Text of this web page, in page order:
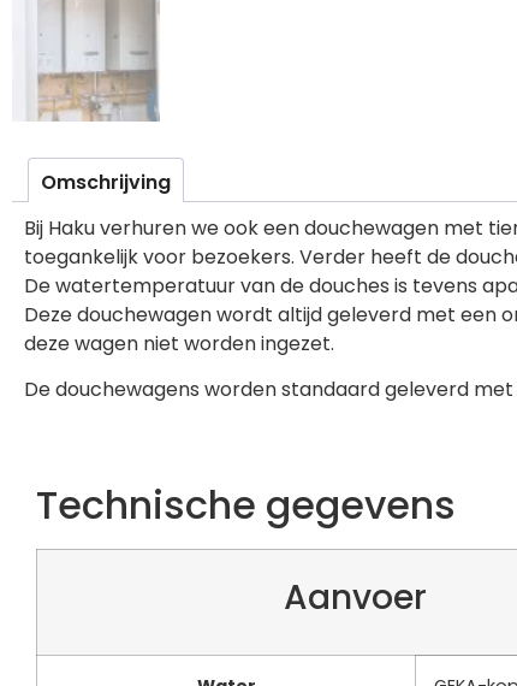
Omschrijving
Bij Haku verhuren we ook een douchewagen met
toegankelijk voor bezoekers. Verder heeft de
De watertemperatuur van de douches is tevens
Deze douchewagen wordt altijd geleverd met een
deze wagen niet worden ingezet.
De douchewagens worden standaard geleverd
Technische gegevens
Aanvoer